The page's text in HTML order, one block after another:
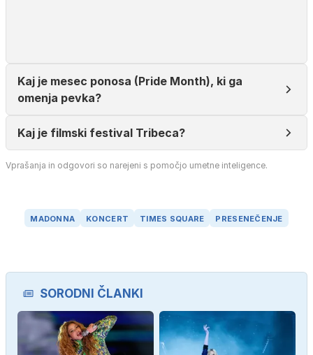
Kaj je mesec ponosa (Pride Month), ki ga
omenja pevka?
Kaj je filmski festival Tribeca?
Vprašanja in odgovori so narejeni s pomočjo umetne inteligence.
MADONNA KONCERT TIMES SQUARE PRESENEČENJE
SORODNI ČLANKI